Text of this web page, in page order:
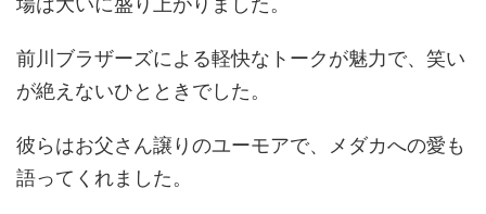
前川ブラザーズによる軽快なトークが魅力で、笑い
が絶えないひとときでした。
彼らはお父さん譲りのユーモアで、メダカへの愛も
語ってくれました。